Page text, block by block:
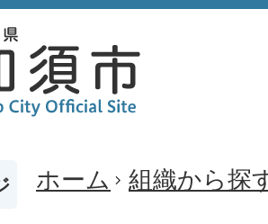
ホーム 組織から探